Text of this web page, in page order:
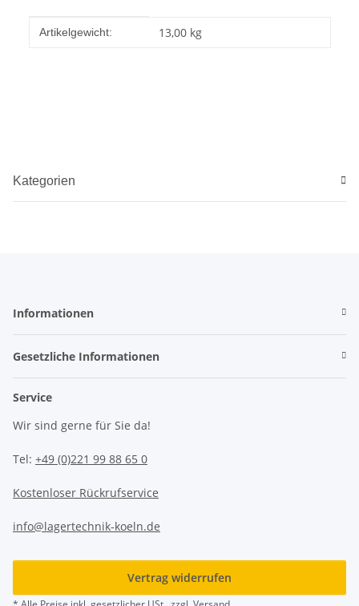
Produkteigenschaft
Wert
Artikelgewicht: 13,00 kg
Kategorien
Informationen
Gesetzliche Informationen
Service
Wir sind gerne für Sie da!
Tel: +49 (0)221 99 88 65 0
Kostenloser Rückrufservice
info@lagertechnik-koeln.de
Vertrag widerrufen